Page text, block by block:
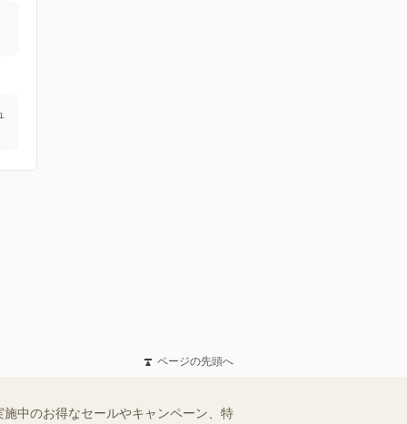
ページの先頭へ
中のお得なセールやキャンペーン、特